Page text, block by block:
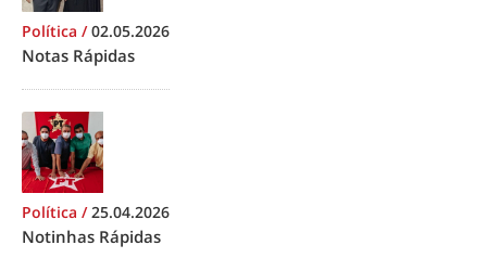
Política /02.05.2026
Notas Rápidas
Política /25.04.2026
Notinhas Rápidas